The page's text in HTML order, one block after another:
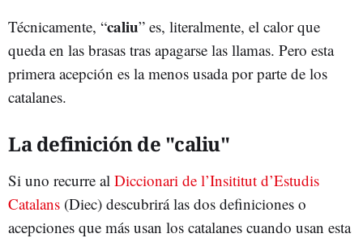
Técnicamente, “caliu” es, literalmente, el calor que
queda en las brasas tras apagarse las llamas. Pero esta
primera acepción es la menos usada por parte de los
catalanes.
La definición de "caliu"
Si uno recurre al Diccionari de l’Insititut d’Estudis
Catalans (Diec) descubrirá las dos definiciones o
acepciones que más usan los catalanes cuando usan esta